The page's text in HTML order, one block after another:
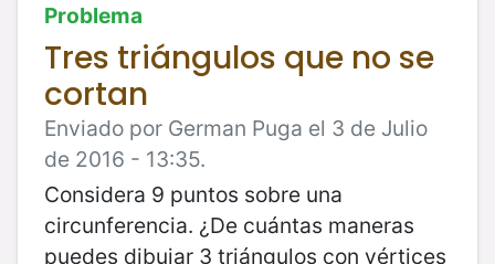
Problema
Tres triángulos que no se
cortan
Enviado por German Puga el 3 de Julio
de 2016 - 13:35.
Considera 9 puntos sobre una
circunferencia. ¿De cuántas maneras
puedes dibujar 3 triángulos con vértices